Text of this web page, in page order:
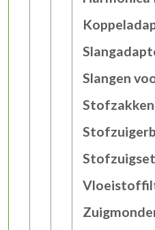
Slangen
Stofzakken